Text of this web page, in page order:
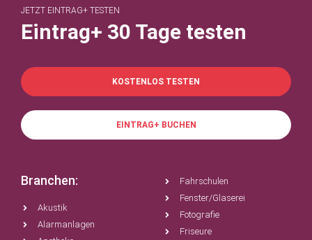
JETZT EINTRAG+ TESTEN
Eintrag+ 30 Tage testen
KOSTENLOS TESTEN
EINTRAG+ BUCHEN
Branchen:
Akustik
Alarmanlagen
Fahrschulen
Fenster/Glaserei
Fotografie
Friseure